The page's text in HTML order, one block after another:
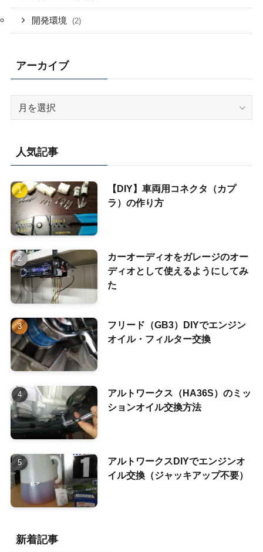
開発環境 (2)
アーカイブ
ブ
人気記事
【DIY】車両用コネクタ（カプ
ラ）の作り方
カーオーディオをガレージのオー
ディオとして使えるようにしてみ
た
フリード（GB3）DIYでエンジン
オイル・フィルター交換
アルトワークス（HA36S）のミッ
ションオイル交換方法
アルトワークスDIYでエンジンオ
イル交換（ジャッキアップ不要）
新着記事